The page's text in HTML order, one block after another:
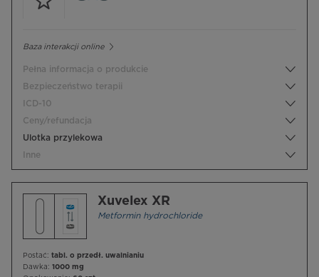
Baza interakcji online
Pełna informacja o produkcie
Bezpieczeństwo terapii
ICD-10
Ceny/refundacja
Ulotka przylekowa
Inne
Xuvelex XR
Metformin hydrochloride
Postać: tabl. o przedł. uwalnianiu
Dawka: 1000 mg